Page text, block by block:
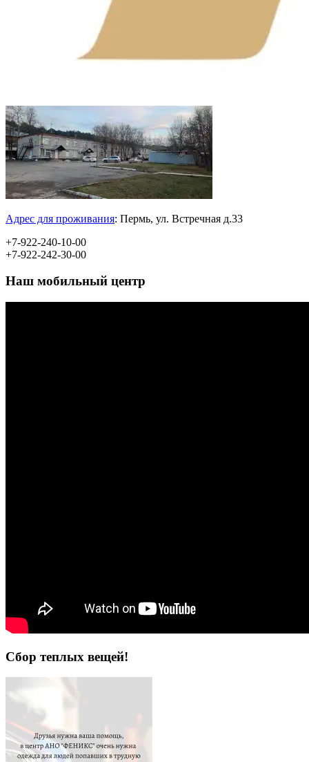
Адрес для проживания Пермь, ул. Встречная д.33
+7-922-240-10-00
+7-922-242-30-00
Наш мобильный центр
Сбор теплых вещей!